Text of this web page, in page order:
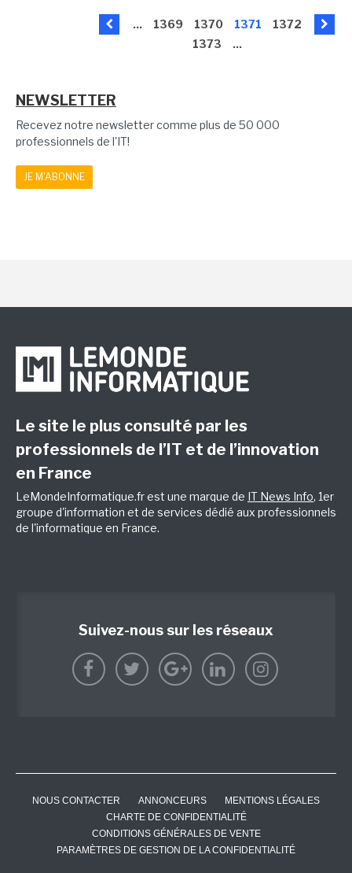
... 1369 1370 1371
1372
1373
...
NEWSLETTER
Recevez notre newsletter comme plus de 50 000
professionnels de l'IT!
JE M'ABONNE
Le site le plus consulté par les
professionnels de l’IT et de l’innovation
en France
LeMondeInformatique.fr est une marque de IT News Info, 1er
groupe d'information et de services dédié aux professionnels
de l'informatique en France.
Suivez-nous sur les réseaux
NOUS CONTACTER ANNONCEURS
MENTIONS LÉGALES
CHARTE DE CONFIDENTIALITÉ
CONDITIONS GÉNÉRALES DE VENTE
PARAMÈTRES DE GESTION DE LA CONFIDENTIALITÉ